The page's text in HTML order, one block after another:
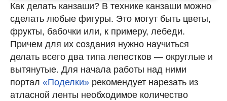
Как делать канзаши? В технике канзаши можно
сделать любые фигуры. Это могут быть цветы,
фрукты, бабочки или, к примеру, лебеди.
Причем для их создания нужно научиться
делать всего два типа лепестков ― округлые и
вытянутые. Для начала работы над ними
портал «Поделки» рекомендует нарезать из
атласной ленты необходимое количество